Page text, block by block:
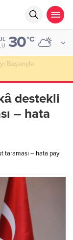
30°C
Başarıyla
destekli
– hata
taraması – hata payı